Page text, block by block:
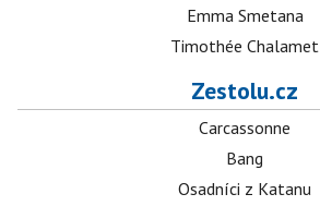
Emma Smetana
Timothée Chalamet
Zestolu.cz
Carcassonne
Bang
Osadníci z Katanu